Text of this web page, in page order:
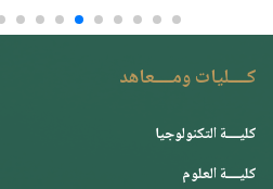
كــــليات ومــــعاهد
كليــــة التكنولوجيا
كليــــة العلوم